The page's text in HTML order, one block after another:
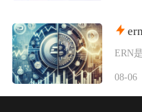
08-06